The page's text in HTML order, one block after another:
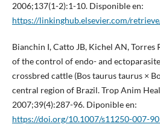
2006;137(1-2):1-10. Disponible en:
https://linkinghub.elsevier.com/
Bianchin I, Catto JB, Kichel AN, Torres
of the control of endo- and
crossbred cattle (Bos taurus taurus ×
central region of Brazil. Trop Anim
2007;39(4):287-96. Diponible en:
https://doi.org/10.1007/s11250-007-